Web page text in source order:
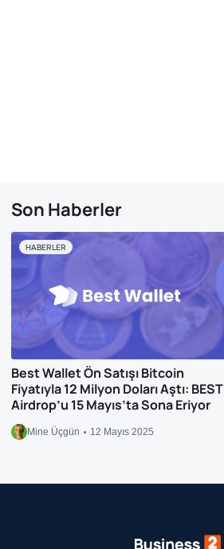
Son Haberler
Best Wallet Ön Satışı Bitcoin
Fiyatıyla 12 Milyon Doları Aştı: BEST
Airdrop’u 15 Mayıs’ta Sona Eriyor
Mine Üçgün 12 Mayıs 2025
HABERLER